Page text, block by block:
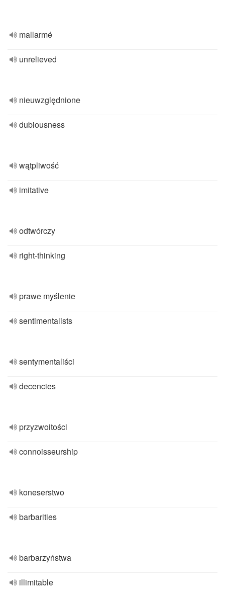
mallarmé
unrelieved
nieuwzględnione
dubiousness
wątpliwość
imitative
odtwórczy
right-thinking
prawe myślenie
sentimentalists
sentymentaliści
decencies
przyzwoitości
connoisseurship
koneserstwo
barbarities
barbarzyństwa
illimitable